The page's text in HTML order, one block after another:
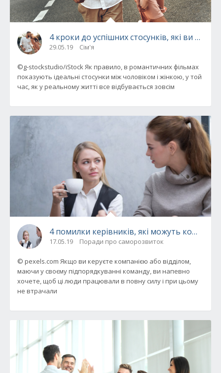
4 кроки до успішних стосунків, які ви
29.05.19 Сім'я
©g-stockstudio/iStock Як правило, в романтичних фільмах
показують ідеальні стосунки між чоловіком і жінкою, у той
час, як у реальному житті все відбувається зовсім
4 помилки керівників, які можуть
17.05.19 Поради про саморозвиток
© pexels.com Якщо ви керуєте компанією або відділом,
маючи у своєму підпорядкуванні команду, ви напевно
хочете, щоб ці люди працювали в повну силу і при цьому
не втрачали